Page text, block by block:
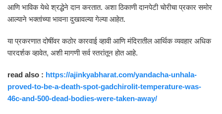
आणि भाविक येथे श्रद्धेने दान करतात. अशा ठिकाणी दानपेटी चोरीचा प्रकार समोर
आल्याने भक्तांच्या भावना दुखावल्या गेल्या आहेत.
या प्रकरणात दोषींवर कठोर कारवाई व्हावी आणि मंदिरातील आर्थिक व्यवहार अधिक
पारदर्शक व्हावेत, अशी मागणी सर्व स्तरांतून होत आहे.
read also : https://ajinkyabharat.com/yandacha-unhala-
proved-to-be-a-death-spot-gadchirolit-temperature-was-
46c-and-500-dead-bodies-were-taken-away/